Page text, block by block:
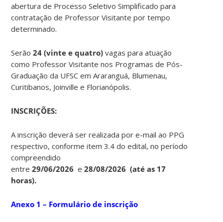
abertura de Processo Seletivo Simplificado para
contratação de Professor Visitante por tempo
determinado.
Serão24 (vinte e quatro) vagas para atuação
como Professor Visitante nos Programas de Pós-
Graduação da UFSC em Araranguá, Blumenau,
Curitibanos, Joinville e Florianópolis.
INSCRIÇÕES:
A inscrição deverá ser realizada por e-mail ao PPG
respectivo, conforme item 3.4 do edital, no período
compreendido
entre 29/06/2026 e28/08/2026 (até as 17
horas).
Anexo 1 – Formulário de inscrição